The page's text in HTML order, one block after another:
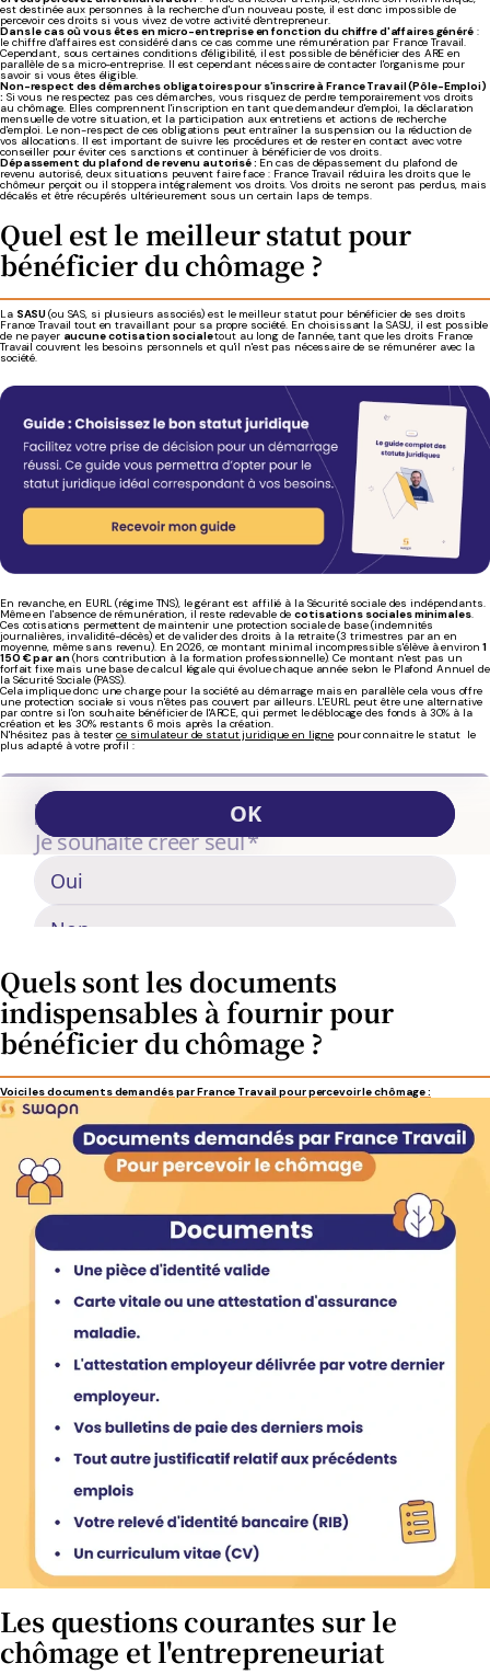
est destinée aux personnes à la recherche d'un nouveau poste, il est donc impossible de
percevoir ces droits si vous vivez de votre activité d'entrepreneur.
Dans le cas où vous êtes en micro-entreprise en fonction du chiffre d'affaires généré:
le chiffre d'affaires est considéré dans ce cas comme une rémunération par France Travail.
Cependant, sous certaines conditions d'éligibilité, il est possible de bénéficier des ARE en
parallèle de sa micro-entreprise. Il est cependant nécessaire de contacter l'organisme pour
savoir si vous êtes éligible.
Non-respect des démarches obligatoires pour s'inscrire à France Travail (Pôle-Emploi)
: Si vous ne respectez pas ces démarches, vous risquez de perdre temporairement vos droits
au chômage. Elles comprennent l'inscription en tant que demandeur d'emploi, la déclaration
mensuelle de votre situation, et la participation aux entretiens et actions de recherche
d'emploi. Le non-respect de ces obligations peut entraîner la suspension ou la réduction de
vos allocations. Il est important de suivre les procédures et de rester en contact avec votre
conseiller pour éviter ces sanctions et continuer à bénéficier de vos droits.
Dépassement du plafond de revenu autorisé : En cas de dépassement du plafond de
revenu autorisé, deux situations peuvent faire face : France Travail réduira les droits que le
chômeur perçoit ou il stoppera intégralement vos droits. Vos droits ne seront pas perdus, mais
décalés et être récupérés ultérieurement sous un certain laps de temps.
Quel est le meilleur statut pour
bénéficier du chômage ?
La SASU(ou SAS, si plusieurs associés) est le meilleur statut pour bénéficier de ses droits
France Travail tout en travaillant pour sa propre société. En choisissant la SASU, il est possible
de ne payer aucune cotisation socialetout au long de l'année, tant que les droits France
Travail couvrent les besoins personnels et qu'il n'est pas nécessaire de se rémunérer avec la
société.
En revanche, en EURL (régime TNS), le gérant est affilié à la Sécurité sociale des indépendants.
Même en l'absence de rémunération, il reste redevable decotisations sociales minimales.
Ces cotisations permettent de maintenir une protection sociale de base (indemnités
journalières, invalidité-décès) et de valider des droits à la retraite (3 trimestres par an en
moyenne, même sans revenu). En 2026, ce montant minimal incompressible s'élève à environ1
150 € par an(hors contribution à la formation professionnelle). Ce montant n'est pas un
forfait fixe mais une base de calcul légale qui évolue chaque année selon le Plafond Annuel de
la Sécurité Sociale (PASS).
Cela implique donc une charge pour la société au démarrage mais en parallèle cela vous offre
une protection sociale si vous n'êtes pas couvert par ailleurs. L'EURL peut être une alternative
par contre si l'on souhaite bénéficier de l'ARCE, qui permet le déblocage des fonds à 30% à la
création et les 30% restants 6 mois après la création.
N'hésitez pas à testerce simulateur de statut juridique en ligne pour connaitre le statut le
plus adapté à votre profil :
Quels sont les documents
indispensables à fournir pour
bénéficier du chômage ?
Voici les documents demandés par France Travail pour percevoir le chômage :
Les questions courantes sur le
chômage et l'entrepreneuriat